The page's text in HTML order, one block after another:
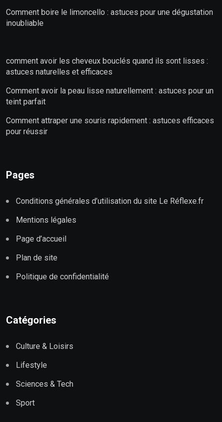
Comment boire le limoncello : astuces pour une dégustation
inoubliable
comment avoir les cheveux bouclés quand ils sont lisses :
astuces naturelles et efficaces
Comment avoir la peau lisse naturellement : astuces pour un
teint parfait
Comment attraper une souris rapidement : astuces efficaces
pour réussir
Pages
Conditions générales d’utilisation du site Le Réflexe.fr
Mentions légales
Page d’accueil
Plan de site
Politique de confidentialité
Catégories
Culture & Loisirs
Lifestyle
Sciences & Tech
Sport